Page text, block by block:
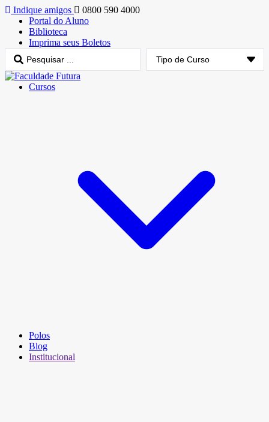
Indique amigos
0800 590 4000
Portal do Aluno
Biblioteca
Imprima seus Boletos
Cursos
Polos
Blog
Institucional